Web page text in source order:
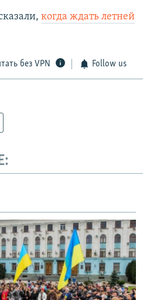
когда ждать летней
без VPN Follow us